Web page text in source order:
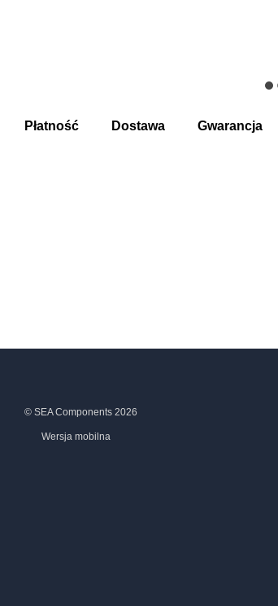
Płatność Dostawa Gwarancja
© SEA Components 2026
Wersja mobilna